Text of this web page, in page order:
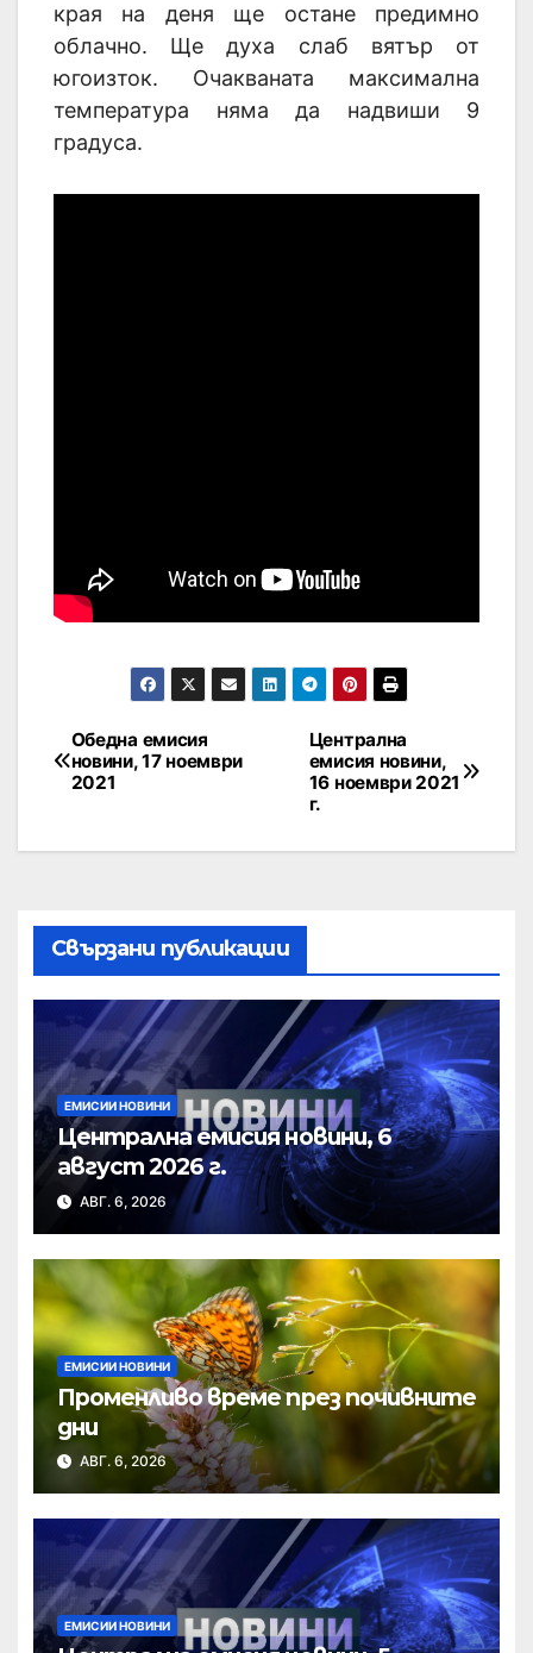
края на деня ще остане предимно
облачно. Ще духа слаб вятър от
югоизток. Очакваната максимална
температура няма да надвиши 9
градуса.
Централна
емисия новини,
16 ноември 2021
г.
Обедна емисия
новини, 17 ноември
2021
Свързани публикации
ЕМИСИИ НОВИНИ
Централна емисия новини, 6
август 2026 г.
АВГ. 6, 2026
ЕМИСИИ НОВИНИ
Променливо време през почивните
дни
АВГ. 6, 2026
ЕМИСИИ НОВИНИ